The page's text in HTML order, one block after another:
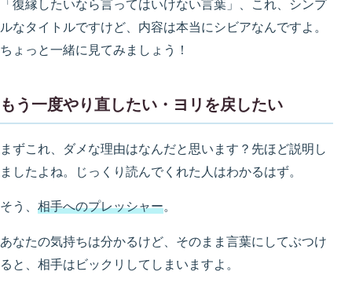
「復縁したいなら言ってはいけない言葉」、これ、シンプ
ルなタイトルですけど、内容は本当にシビアなんですよ。
ちょっと一緒に見てみましょう！
もう一度やり直したい・ヨリを戻したい
まずこれ、ダメな理由はなんだと思います？先ほど説明し
ましたよね。じっくり読んでくれた人はわかるはず。
そう、 相手へのプレッシャー。
あなたの気持ちは分かるけど、そのまま言葉にしてぶつけ
ると、相手はビックリしてしまいますよ。